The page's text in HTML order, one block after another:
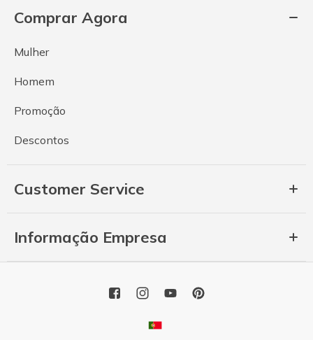
Comprar Agora
Mulher
Homem
Promoção
Descontos
Customer Service
Informação Empresa